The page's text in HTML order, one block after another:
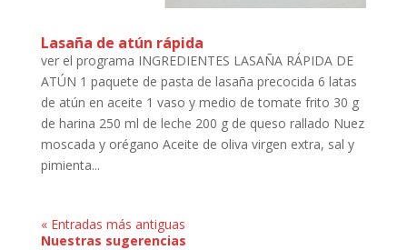
Lasaña de atún rápida
ver el programa INGREDIENTES LASAÑA RÁPIDA DE
ATÚN 1 paquete de pasta de lasaña precocida 6 latas
de atún en aceite 1 vaso y medio de tomate frito 30 g
de harina 250 ml de leche 200 g de queso rallado Nuez
moscada y orégano Aceite de oliva virgen extra, sal y
pimienta...
« Entradas más antiguas
Nuestras sugerencias